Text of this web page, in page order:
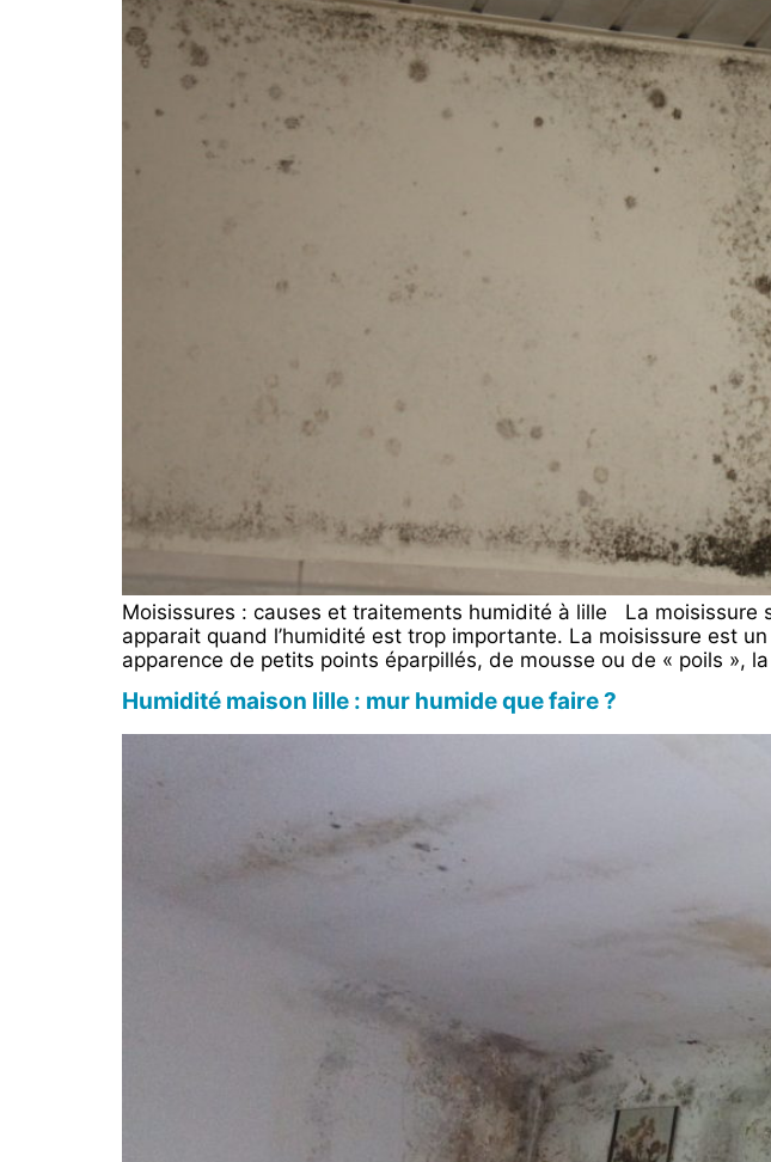
Moisissures : causes et traitements humidité à lille La moisissure
apparait quand l’humidité est trop importante. La moisissure est
apparence de petits points éparpillés, de mousse ou de « poils »,
Humidité maison lille : mur humide que faire ?